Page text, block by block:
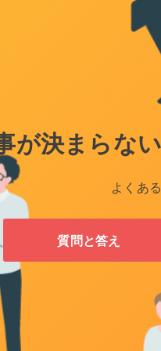
が決まらな
よくあ
質問と答え